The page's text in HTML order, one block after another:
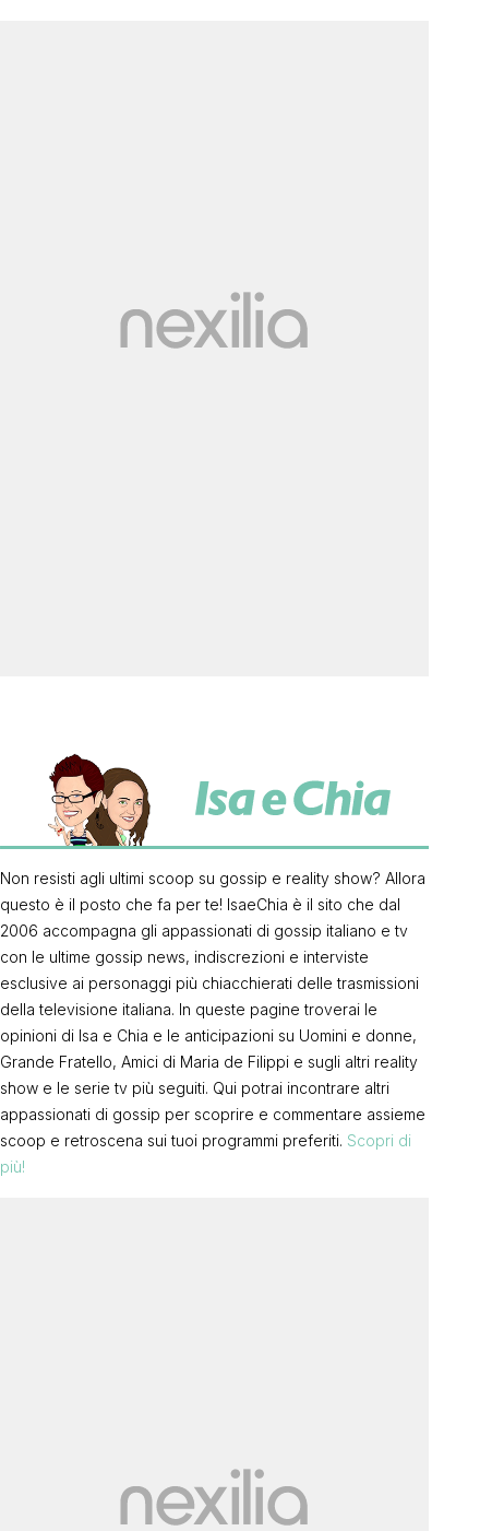
Uomini e Donne, Salvatore Di
Carlo replica alle critiche: “Ho
Non resisti agli ultimi scoop su gossip e reality show? Allora
questo è il posto che fa per te! IsaeChia è il sito che dal
2006 accompagna gli appassionati di gossip italiano e tv
con le ultime gossip news, indiscrezioni e interviste
esclusive ai personaggi più chiacchierati delle trasmissioni
della televisione italiana. In queste pagine troverai le
opinioni di Isa e Chia e le anticipazioni su Uomini e donne,
Grande Fratello, Amici di Maria de Filippi e sugli altri reality
show e le serie tv più seguiti. Qui potrai incontrare altri
appassionati di gossip per scoprire e commentare assieme
scoop e retroscena sui tuoi programmi preferiti. Scopri di
più!